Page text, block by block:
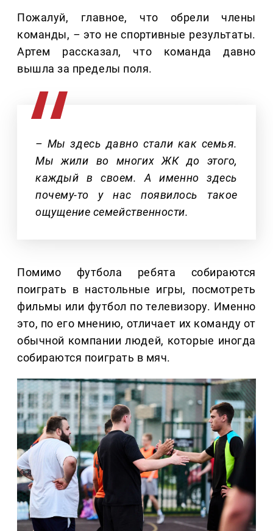
Пожалуй, главное, что обрели члены
команды, – это не спортивные результаты.
Артем рассказал, что команда давно
вышла за пределы поля.
– Мы здесь давно стали как семья.
Мы жили во многих ЖК до этого,
каждый в своем. А именно здесь
почему-то у нас появилось такое
ощущение семейственности.
Помимо футбола ребята собираются
поиграть в настольные игры, посмотреть
фильмы или футбол по телевизору. Именно
это, по его мнению, отличает их команду от
обычной компании людей, которые иногда
собираются поиграть в мяч.